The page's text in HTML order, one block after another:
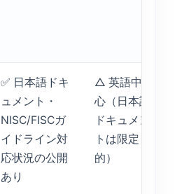
✅ 日本語ドキ
ュメント・
NISC/FISCガ
イドライン対
応状況の公開
あり
△ 英語中
心（日本語
ドキュメン
トは限定
的）